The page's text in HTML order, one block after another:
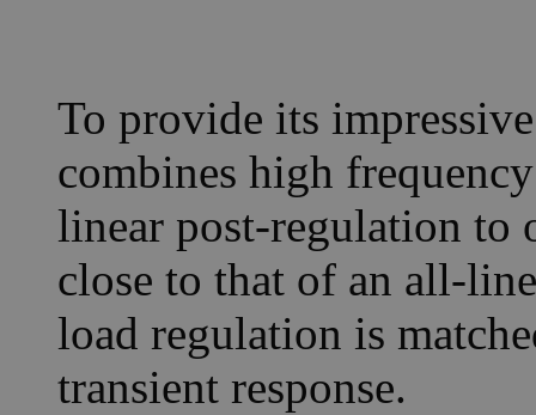
To provide its
combines high
linear post-regulation to
close to that of an all-
load regulation is
transient response.